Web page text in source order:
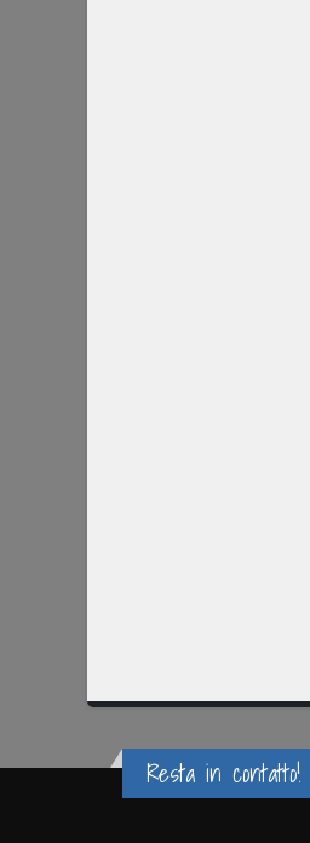
Resta in contatto!